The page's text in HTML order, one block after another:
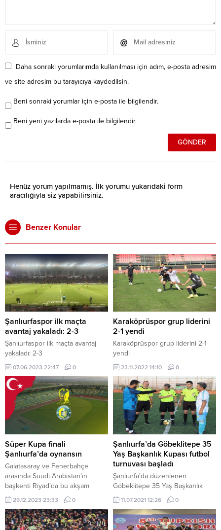
Daha sonraki yorumlarımda kullanılması için adım, e-posta adresim
ve site adresim bu tarayıcıya kaydedilsin.
Beni sonraki yorumlar için e-posta ile bilgilendir.
Beni yeni yazılarda e-posta ile bilgilendir.
Henüz yorum yapılmamış. İlk yorumu yukarıdaki form
aracılığıyla siz yapabilirsiniz.
Benzer Konular
Şanlıurfaspor ilk maçta
avantaj yakaladı: 2-3
Şanlıurfaspor ilk maçta avantaj
yakaladı: 2-3
07.06.2023 22:47 0
Karaköprüspor grup liderini
2-1 yendi
Karaköprüspor grup liderini 2-1
yendi
23.11.2022 14:10 0
Süper Kupa finali
Şanlıurfa’da oynansın
Galatasaray ve Fenerbahçe
arasında Suudi Arabistan’ın
başkenti Riyad’da bu akşam
oynanması planlanan 2023
Turkcell Süper Kupa maçı,
yaşanan krizin ardından iptal
edildi. Bu gelişmenin ardından
29.12.2023 23:33 0
Şanlıurfa’da Göbeklitepe 35
Yaş Başkanlık Kupası futbol
turnuvası başladı
Şanlıurfa’da düzenlenen
Göbeklitepe 35 Yaş Başkanlık
Kupası futbol turnuvası başladı.
Büyükşehir Belediyesinden
yapılan yazılı açıklamaya göre,
belediye ile Şanlıurfa Kent
11.07.2021 12:26 0